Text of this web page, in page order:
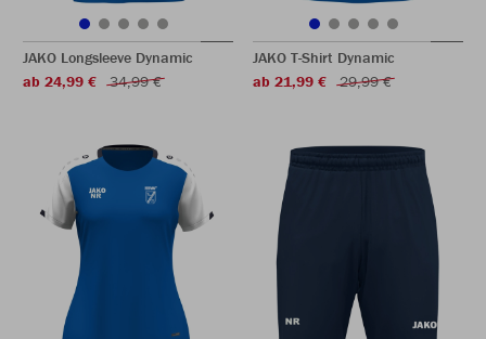
JAKO Longsleeve Dynamic
ab 24,99 €
34,99 €
JAKO T-Shirt Dynamic
ab 21,99 €
29,99 €